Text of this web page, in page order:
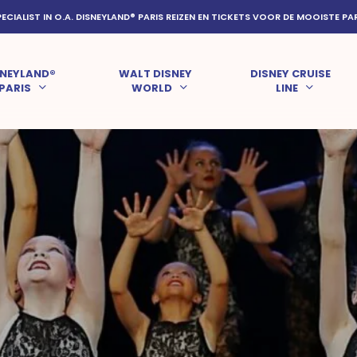
IN O.A. DISNEYLAND® PARIS REIZEN EN TICKETS VOOR DE MOOISTE
PARIS
WALT DISNEY
WORLD
DISNEY CRUISE
LINE